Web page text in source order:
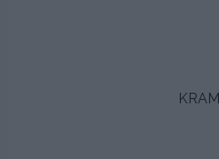
KRAM